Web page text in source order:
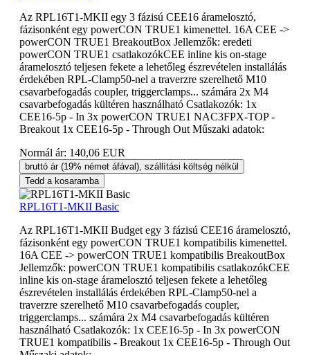
Az RPL16T1-MKII egy 3 fázisú CEE16 áramelosztó,
fázisonként egy powerCON TRUE1 kimenettel. 16A CEE ->
powerCON TRUE1 BreakoutBox Jellemzők: eredeti
powerCON TRUE1 csatlakozókCEE inline kis on-stage
áramelosztó teljesen fekete a lehetőleg észrevételen installálás
érdekében RPL-Clamp50-nel a traverzre szerelhető M10
csavarbefogadás coupler, triggerclamps... számára 2x M4
csavarbefogadás kültéren használható Csatlakozók: 1x
CEE16-5p - In 3x powerCON TRUE1 NAC3FPX-TOP -
Breakout 1x CEE16-5p - Through Out Műszaki adatok:
Normál ár: 140,06 EUR
bruttó ár (19% német áfával), szállítási költség nélkül
Tedd a kosaramba
RPL16T1-MKII Basic
Az RPL16T1-MKII Budget egy 3 fázisú CEE16 áramelosztó,
fázisonként egy powerCON TRUE1 kompatibilis kimenettel.
16A CEE -> powerCON TRUE1 kompatibilis BreakoutBox
Jellemzők: powerCON TRUE1 kompatibilis csatlakozókCEE
inline kis on-stage áramelosztó teljesen fekete a lehetőleg
észrevételen installálás érdekében RPL-Clamp50-nel a
traverzre szerelhető M10 csavarbefogadás coupler,
triggerclamps... számára 2x M4 csavarbefogadás kültéren
használható Csatlakozók: 1x CEE16-5p - In 3x powerCON
TRUE1 kompatibilis - Breakout 1x CEE16-5p - Through Out